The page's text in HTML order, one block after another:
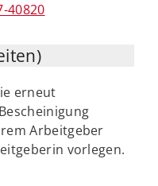
40820
erneut
Arbeitgeber
vorlegen.